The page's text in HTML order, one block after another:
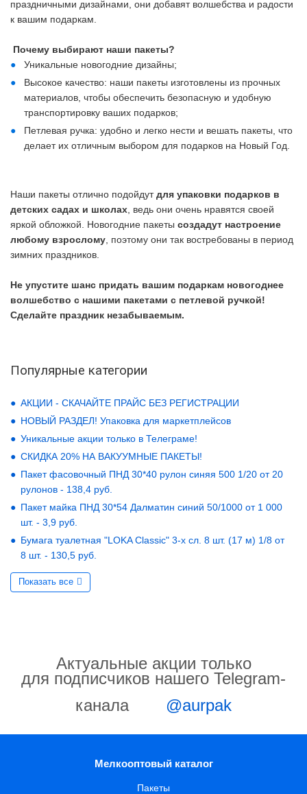
праздничными дизайнами, они добавят волшебства и радости
к вашим подаркам.
Почему выбирают наши пакеты?
Уникальные новогодние дизайны;
Высокое качество: наши пакеты изготовлены из прочных
материалов, чтобы обеспечить безопасную и удобную
транспортировку ваших подарков;
Петлевая ручка: удобно и легко нести и вешать пакеты, что
делает их отличным выбором для подарков на Новый Год.
Наши пакеты отлично подойдутдля упаковки подарков в
детских садах и школах , ведь они очень нравятся своей
яркой обложкой. Новогодние пакеты создадут настроение
любому взрослому , поэтому они так востребованы в период
зимних праздников.
Не упустите шанс придать вашим подаркам новогоднее
волшебство с нашими пакетами с петлевой ручкой!
Сделайте праздник незабываемым.
Популярные категории
АКЦИИ - СКАЧАЙТЕ ПРАЙС БЕЗ РЕГИСТРАЦИИ
НОВЫЙ РАЗДЕЛ! Упаковка для маркетплейсов
Уникальные акции только в Телеграме!
СКИДКА 20% НА ВАКУУМНЫЕ ПАКЕТЫ!
Пакет фасовочный ПНД 30*40 рулон синяя 500 1/20 от 20
рулонов - 138,4 руб.
Пакет майка ПНД 30*54 Далматин синий 50/1000 от 1 000
шт. - 3,9 руб.
Бумага туалетная "LOKA Classic" 3-х сл. 8 шт. (17 м) 1/8 от
8 шт. - 130,5 руб.
Показать все
Актуальные акции только
для подписчиков нашего Telegram-
канала
@aurpak
Мелкооптовый каталог
Пакеты